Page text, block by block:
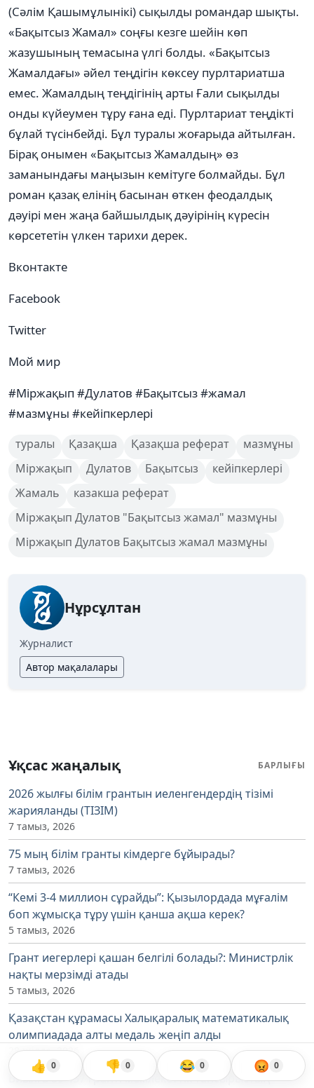
(Сəлім Қашымұлынікі) сықылды романдар шықты.
«Бақытсыз Жамал» соңғы кезге шейін көп
жазушының темасына үлгі болды. «Бақытсыз
Жамалдағы» əйел теңдігін көксеу пурлтариатша
емес. Жамалдың теңдігінің арты Ғали сықылды
онды күйеумен тұру ғана еді. Пурлтариат теңдікті
бұлай түсінбейді. Бұл туралы жоғарыда айтылған.
Бірақ онымен «Бақытсыз Жамалдың» өз
заманындағы маңызын кемітуге болмайды. Бұл
роман қазақ елінің басынан өткен феодалдық
дəуірі мен жаңа байшылдық дəуірінің күресін
көрсететін үлкен тарихи дерек.
Вконтакте
Facebook
Twitter
Мой мир
#Міржақып #Дулатов #Бақытсыз #жамал
#мазмұны #кейіпкерлері
👍 0 👎 0 😂 0 😡 0
туралы Қазақша Қазақша реферат
мазмұны
Міржақып
Дулатов Бақытсыз
кейіпкерлері
Жамаль
казакша реферат
Міржақып Дулатов "Бақытсыз жамал" мазмұны
Міржақып Дулатов Бақытсыз жамал мазмұны
Нұрсұлтан
Журналист
Автор мақалалары
Ұқсас жаңалық БАРЛЫҒЫ
2026 жылғы білім грантын иеленгендердің тізімі
жарияланды (ТІЗІМ)
7 тамыз, 2026
75 мың білім гранты кімдерге бұйырады?
7 тамыз, 2026
“Кемі 3-4 миллион сұрайды”: Қызылордада мұғалім
боп жұмысқа тұру үшін қанша ақша керек?
5 тамыз, 2026
Грант иегерлері қашан белгілі болады?: Министрлік
нақты мерзімді атады
5 тамыз, 2026
Қазақстан құрамасы Халықаралық математикалық
олимпиадада алты медаль жеңіп алды
28 шілде, 2026
Биылға 89 457 грант: мемлекеттік тапсырыстың